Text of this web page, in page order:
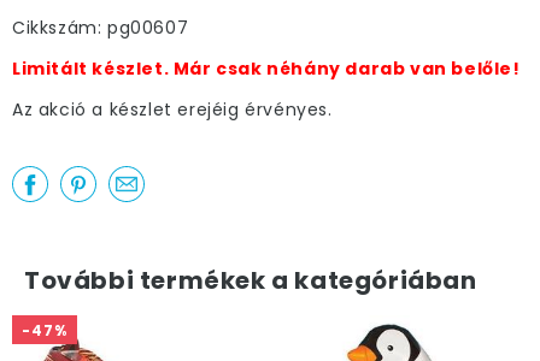
Cikkszám: pg00607
Limitált készlet. Már csak néhány darab van belőle!
Az akció a készlet erejéig érvényes.
További termékek a kategóriában
-47%